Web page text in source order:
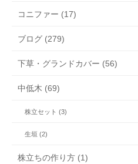
コニファー (17)
ブログ (279)
下草・グランドカバー (56)
中低木 (69)
株立セット (3)
生垣 (2)
株立ちの作り方 (1)